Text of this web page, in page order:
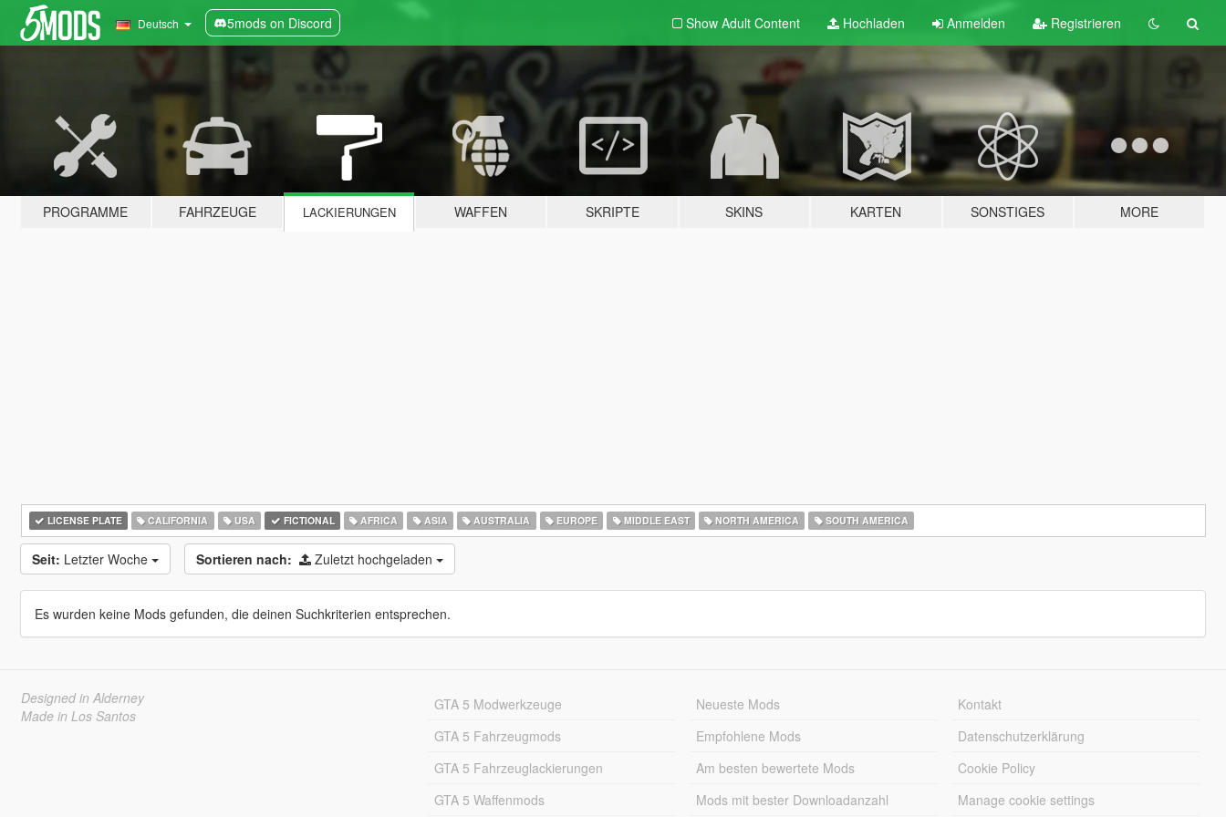
Deutsch 5mods on Discord Show Adult Content Hochladen Anmelden Registrieren
PROGRAMME FAHRZEUGE LACKIERUNGEN WAFFEN SKRIPTE SKINS KARTEN SONSTIGES MORE
LICENSE PLATE CALIFORNIA USA FICTIONAL AFRICA ASIA AUSTRALIA EUROPE MIDDLE EAST NORTH AMERICA SOUTH AMERICA
Seit: Letzter Woche Sortieren nach: Zuletzt hochgeladen
Es wurden keine Mods gefunden, die deinen Suchkriterien entsprechen.
Designed in Alderney
Made in Los Santos
GTA 5 Modwerkzeuge
GTA 5 Fahrzeugmods
GTA 5 Fahrzeuglackierungen
GTA 5 Waffenmods
Neueste Mods
Empfohlene Mods
Am besten bewertete Mods
Mods mit bester Downloadanzahl
Kontakt
Datenschutzerklärung
Cookie Policy
Manage cookie settings